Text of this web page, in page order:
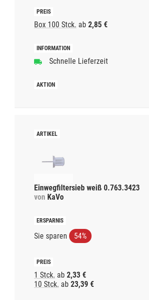
Box 100 Stck. ab 2,85 €
Schnelle Lieferzeit
Einwegfiltersieb weiß 0.763.3423
von KaVo
Sie sparen 54%
1 Stck. ab 2,33 €
10 Stck. ab 23,39 €